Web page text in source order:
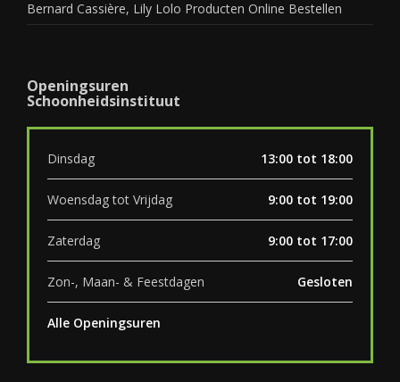
Bernard Cassière, Lily Lolo Producten Online Bestellen
Openingsuren
Schoonheidsinstituut
Dinsdag 13:00 tot 18:00
Woensdag tot Vrijdag 9:00 tot 19:00
Zaterdag 9:00 tot 17:00
Zon-, Maan- & Feestdagen Gesloten
Alle Openingsuren